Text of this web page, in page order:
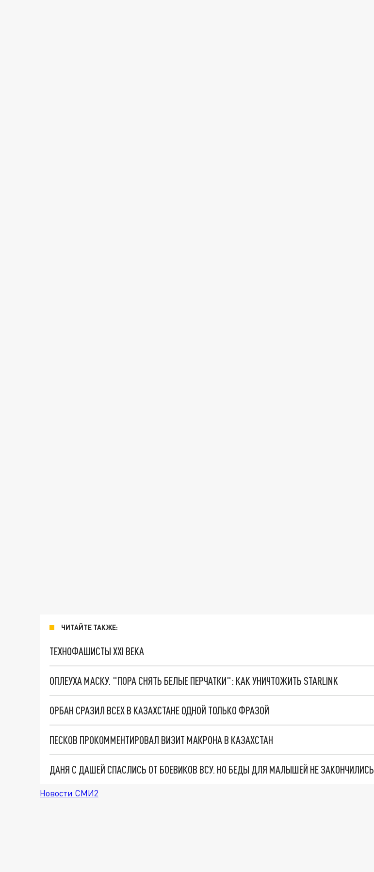
ЧИТАЙТЕ ТАКЖЕ:
ТЕХНОФАШИСТЫ XXI ВЕКА
ОПЛЕУХА МАСКУ. "ПОРА СНЯТЬ БЕЛЫЕ ПЕРЧАТКИ": КАК УНИЧТОЖИТЬ STARLINK
ОРБАН СРАЗИЛ ВСЕХ В КАЗАХСТАНЕ ОДНОЙ ТОЛЬКО ФРАЗОЙ
ПЕСКОВ ПРОКОММЕНТИРОВАЛ ВИЗИТ МАКРОНА В КАЗАХСТАН
ДАНЯ С ДАШЕЙ СПАСЛИСЬ ОТ БОЕВИКОВ ВСУ. НО БЕДЫ ДЛЯ МАЛЫШЕЙ НЕ ЗАКОНЧИЛИСЬ
Новости СМИ2